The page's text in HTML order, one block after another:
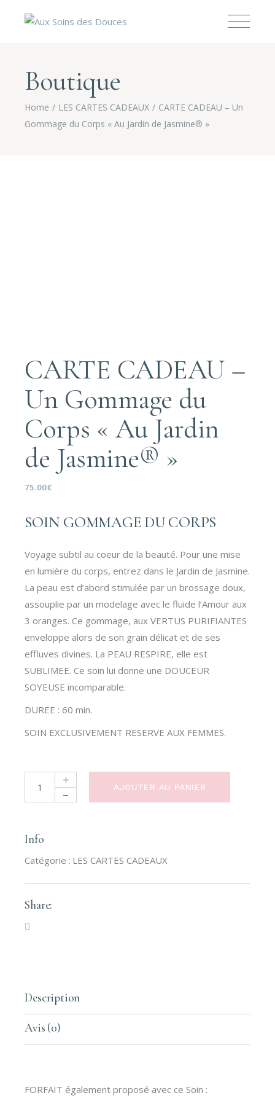
Boutique
Home LES CARTES CADEAUX
CARTE CADEAU – Un
Gommage du Corps « Au Jardin de Jasmine® »
CARTE CADEAU –
Un Gommage du
Corps « Au Jardin
de Jasmine® »
75.00€
SOIN GOMMAGE DU CORPS
Voyage subtil au coeur de la beauté. Pour une mise
en lumière du corps, entrez dans le Jardin de Jasmine.
La peau est d’abord stimulée par un brossage doux,
assouplie par un modelage avec le fluide l’Amour aux
3 oranges. Ce gommage, aux VERTUS PURIFIANTES
enveloppe alors de son grain délicat et de ses
effluves divines. La PEAU RESPIRE, elle est
SUBLIMEE. Ce soin lui donne une DOUCEUR
SOYEUSE incomparable.
DUREE : 60 min.
SOIN EXCLUSIVEMENT RESERVE AUX FEMMES.
CARTE CADEAU - Un Gommage du Corps "Au Jardin de
AJOUTER AU PANIER
Info
Catégorie : LES CARTES CADEAUX
Share:
Description
Avis (0)
FORFAIT également proposé avec ce Soin :